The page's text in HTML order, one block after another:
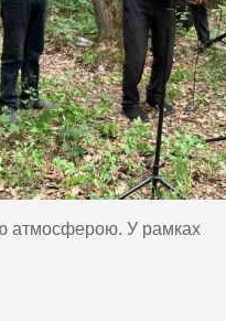
атмосферою. У рамках